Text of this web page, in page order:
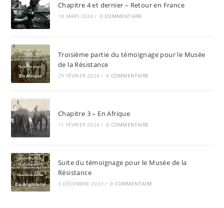
Chapitre 4 et dernier – Retour en France
18 MARS 2024 / 0 COMMENTAIRE
Troisième partie du témoignage pour le Musée
de la Résistance
29 FÉVRIER 2024 / 0 COMMENTAIRE
Chapitre 3 – En Afrique
11 FÉVRIER 2024 / 0 COMMENTAIRE
Suite du témoignage pour le Musée de la
Résistance
3 DÉCEMBRE 2023 / 0 COMMENTAIRE